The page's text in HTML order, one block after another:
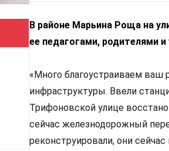
В районе Марьина Роща на
ее педагогами, родителями
«Много благоустраиваем ваш
инфраструктуры. Ввели
Трифоновской улице
сейчас железнодорожный
реконструировали, они